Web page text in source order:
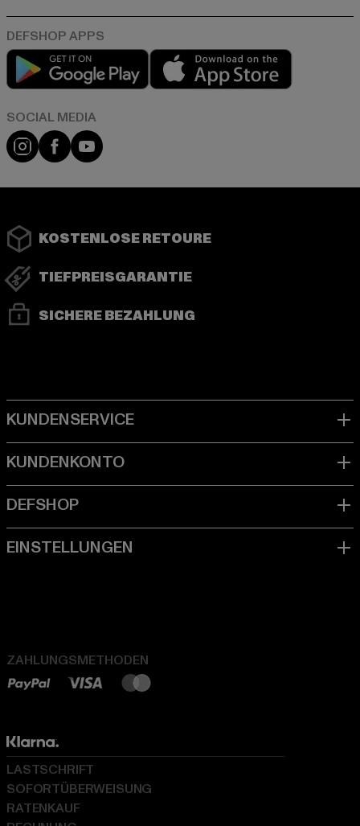
Play market
Instagram
FacebookYouTube
KOSTENLOSE RETOURE
TIEFPREISGARANTIE
SICHERE BEZAHLUNG
ZAHLUNGSMETHODEN
LASTSCHRIFT
SOFORTÜBERWEISUNG
RATENKAUF